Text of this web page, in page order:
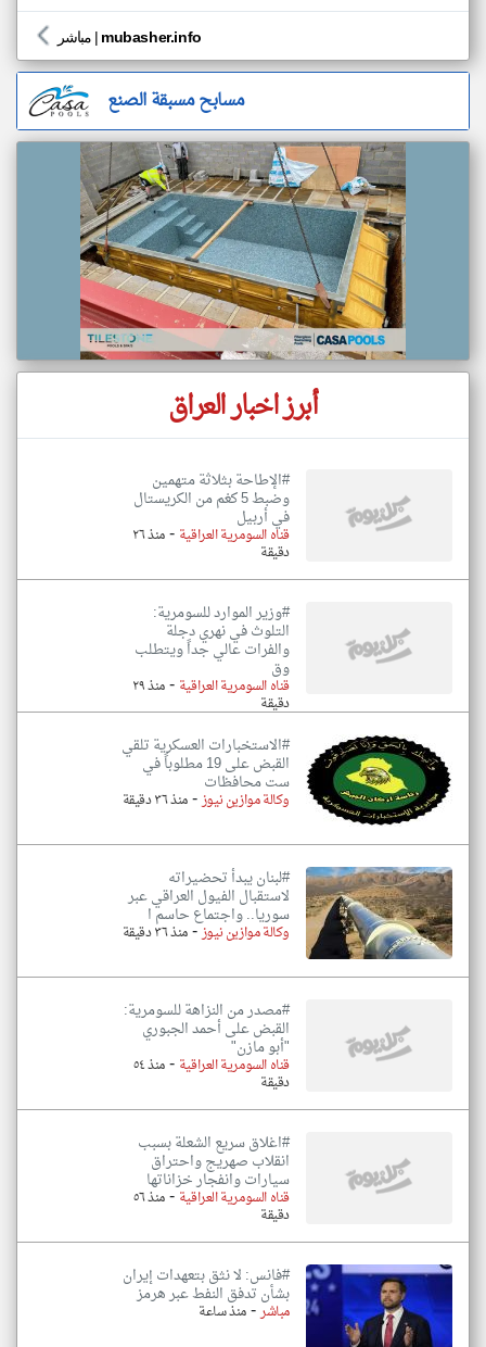
مباشر | mubasher.info
مسابح مسبقة الصنع
أبرز اخبار العراق
#الإطاحة بثلاثة متهمين
وضبط 5 كغم من الكريستال
في أربيل
قناه السومرية العراقية - منذ ٢٦
دقيقة
#وزير الموارد للسومرية:
التلوث في نهري دجلة
والفرات عالي جداً ويتطلب
وق
قناه السومرية العراقية - منذ ٢٩
دقيقة
#الاستخبارات العسكرية تلقي
القبض على 19 مطلوباً في
ست محافظات
وكالة موازين نيوز-منذ ٣٦ دقيقة
#لبنان يبدأ تحضيراته
لاستقبال الفيول العراقي عبر
سوريا.. واجتماع حاسم ا
وكالة موازين نيوز-منذ ٣٦ دقيقة
#مصدر من النزاهة للسومرية:
القبض على أحمد الجبوري
"أبو مازن"
قناه السومرية العراقية - منذ ٥٤
دقيقة
#اغلاق سريع الشعلة بسبب
انقلاب صهريج واحتراق
سيارات وانفجار خزاناتها
قناه السومرية العراقية- منذ ٥٦
دقيقة
#فانس: لا نثق بتعهدات إيران
بشأن تدفق النفط عبر هرمز
مباشر-منذ ساعة